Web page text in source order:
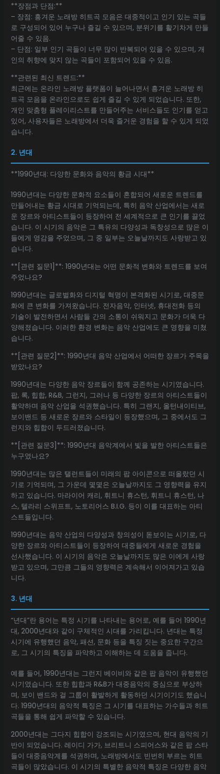
**장점과 단점:**
– 장점: 흥겨운 노래방 히트곡 모음은 대중적이고 인기 있는 곡들
로 구성되어 있어 누구나 즐길 수 있으며, 분위기를 활기차게 만들
어줄 수 있음.
– 단점: 일부 인기 곡들이 너무 많이 반복되어 있을 수 있으며, 개
인의 취향에 맞지 않는 곡들이 포함되어 있을 수 있음.
**관련된 최신 트렌드:**
최근에는 온라인 노래방 플랫폼이 늘어나면서 흥겨운 노래방 히
트곡 모음을 온라인으로도 쉽게 즐길 수 있게 되었습니다. 또한,
개인 맞춤형 플레이리스트를 만들어주는 서비스들도 인기를 얻고
있어, 사용자들은 노래방에서 더욱 즐거운 경험을 할 수 있게 되었
습니다.
2. 년대
**1990년대: 다양한 문화와 음악의 황금 시대**
1990년대는 다양한 문화적 요소들이 혼합되어 새로운 트렌드를
만들어내는 황금 시대로 기억되는데, 특히 음악 산업에서는 새로
운 장르와 아티스트들이 등장하여 전 세계적으로 큰 인기를 끌었
습니다. 이 시기의 음악은 그 특유의 다양성과 독창성으로 많은 이
들에게 영감을 주었으며, 그 중 일부는 오늘날까지도 사랑받고 있
습니다.
**[관련 질문1]**: 1990년대는 어떤 문화적 변화와 트렌드를 보여
주었나요?
1990년대는 글로벌화와 디지털 혁명이 본격화된 시기로, 대중문
화에 큰 변화를 가져왔습니다. 전자음악, 인터넷, 휴대전화 등의
기술이 발전하면서 사람들 간의 소통이 쉬워지고 문화가 더욱 다
양해졌습니다. 이러한 환경 변화는 음악 산업에도 큰 영향을 미쳤
습니다.
**[관련 질문2]**: 1990년대 음악 산업에서 어떠한 장르가 주목을
받았나요?
1990년대는 다양한 음악 장르들이 함께 공존하는 시기였습니다.
팝, 록, 힙합, R&B, 그런지, 그러나 등 다양한 장르의 아티스트들이
활약하며 음악 산업을 석권했습니다. 특히 그랜지, 올턴내이티브,
보이밴드 등 새로운 장르와 스타일이 등장했으며, 그 중에서도 그
런지와 힙합이 두드러졌습니다.
**[관련 질문3]**: 1990년대 음악계에서 빛을 발한 아티스트들은
누구였나요?
1990년대는 많은 탤런트들이 미래의 팝 아이콘으로 떠올랐던 시
기로 기억되며, 그 가운데 몇몇은 오늘날까지도 그 영향력을 유지
하고 있습니다. 마라이어 캐리, 휘트니 휴스턴, 휘트니 휴스턴, 나
스, 텔라리 스위프트, 노토리어스 B.I.G. 등이 이를 대표하는 아티
스트들입니다.
1990년대는 음악 산업의 다양성과 창의성이 돋보이는 시기로, 다
양한 장르와 아티스트들이 등장하여 대중들에게 새로운 경험을
선사했습니다. 이 시기의 음악은 오늘날까지도 많은 이에게 사랑
받고 있으며, 그만큼 그들의 영향력은 계속해서 이어져가고 있습
니다.
3. 년대
“년대”란 용어는 특정 시기를 나타내는 용어로, 예를 들어 1990년
대, 2000년대와 같이 구체적인 시대를 가리킵니다. 년대는 특정
시기에 유행했던 음악, 패션, 문화 등을 특징 짓는 중요한 구간으
로, 그 시기의 특징을 파악하고 이해하는 데 도움을 줍니다.
예를 들어, 1990년대는 그런지 베이비와 같은 팝 음악이 유행했던
시기였습니다. 또한 힙합과 R&B가 대중음악의 중심으로 부상하
며, 보이 밴드와 걸 그룹이 활발하게 활동하던 시기이기도 했습니
다. 1990년대의 음악적 특징은 그 시기를 대표하는 가수들과 히트
곡들을 통해 쉽게 파악할 수 있습니다.
2000년대는 그다지 힙합이 강조되는 시기였으며, 현대 음악의 기
반이 되었습니다. 레이디 가가, 브리트니 스피어스와 같은 팝 스타
들이 대중음악계를 석권하며, 노래방에서도 빈번히 부르는 히트
곡들이 많았습니다. 이 시기의 특별한 음악적 특징은 다양한 음악